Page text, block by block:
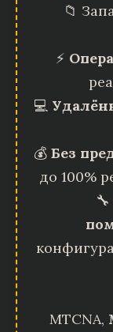
📁
⚡
💻
💰 Без
до 100%
🔧
MTCNA,